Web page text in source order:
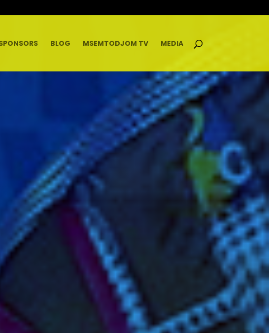
BLOG MSEMTODJOM TV MEDIA